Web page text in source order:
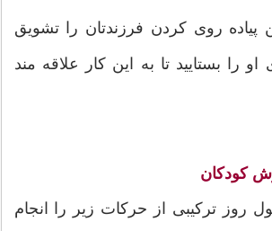
روی کردن فرزندتان را تشویق
او را بستایید تا به این کار علاقه مند
کودکان
روز ترکیبی از حرکات زیر را انجام